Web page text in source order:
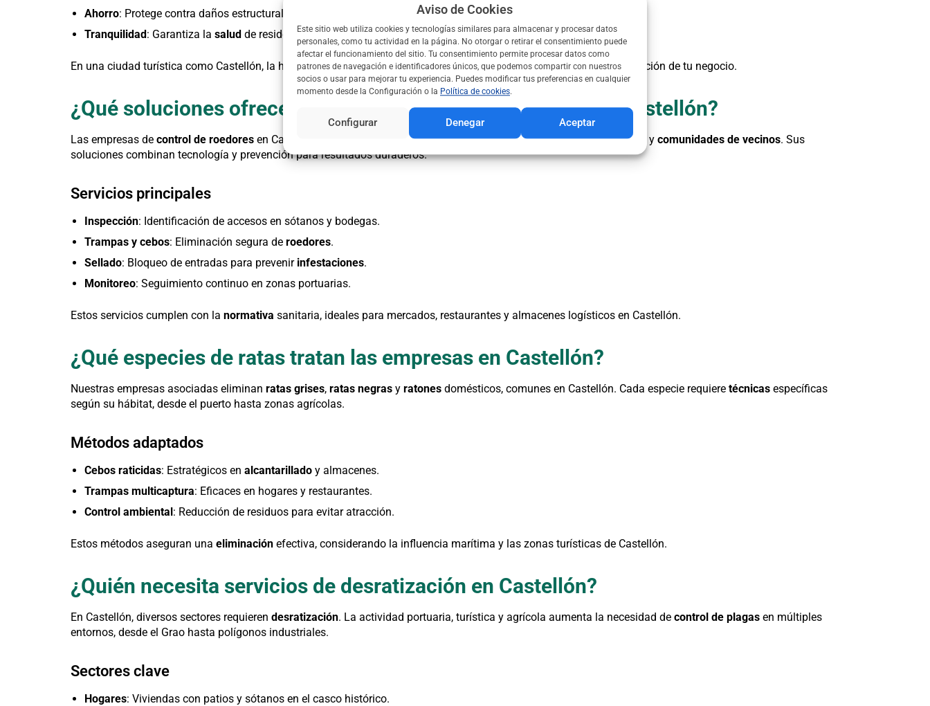
Aviso de Cookies
Este sitio web utiliza cookies y tecnologías similares para almacenar y procesar datos
personales, como tu actividad en la página. No otorgar o retirar el consentimiento puede
afectar el funcionamiento del sitio. Tu consentimiento permite procesar datos como
patrones de navegación e identificadores únicos, que podemos compartir con nuestros
socios o usar para mejorar tu experiencia. Puedes modificar tus preferencias en cualquier
momento desde la Configuración o la Política de cookies.
Aceptar
Denegar
Configurar
Ahorro: Protege contra daños estructurales y multas sanitarias.
Tranquilidad: Garantiza la salud de residentes y clientes.
En una ciudad turística como Castellón, la higiene es vital para bares y hoteles. Un servicio decontrolmejora la reputación de tu negocio.
¿Qué soluciones ofrecen las empresas de desratización en Castellón?
Las empresas de control de roedores en Castellón proporcionan servicios integrales, adaptados ahogares, comercios y comunidades de vecinos. Sus
soluciones combinan tecnología y prevención para resultados duraderos.
Servicios principales
Inspección: Identificación de accesos en sótanos y bodegas.
Trampas y cebos: Eliminación segura de roedores.
Sellado: Bloqueo de entradas para prevenir infestaciones.
Monitoreo: Seguimiento continuo en zonas portuarias.
Estos servicios cumplen con la normativa sanitaria, ideales para mercados, restaurantes y almacenes logísticos en Castellón.
¿Qué especies de ratas tratan las empresas en Castellón?
Nuestras empresas asociadas eliminan ratas grises, ratas negras y ratones domésticos, comunes en Castellón. Cada especie requiere técnicas específicas
según su hábitat, desde el puerto hasta zonas agrícolas.
Métodos adaptados
Cebos raticidas: Estratégicos en alcantarillado y almacenes.
Trampas multicaptura: Eficaces en hogares y restaurantes.
Control ambiental: Reducción de residuos para evitar atracción.
Estos métodos aseguran una eliminación efectiva, considerando la influencia marítima y las zonas turísticas de Castellón.
¿Quién necesita servicios de desratización en Castellón?
En Castellón, diversos sectores requieren desratización. La actividad portuaria, turística y agrícola aumenta la necesidad de control de plagas en múltiples
entornos, desde el Grao hasta polígonos industriales.
Sectores clave
Hogares: Viviendas con patios y sótanos en el casco histórico.